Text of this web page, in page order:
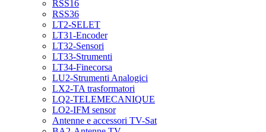
RSS16
RSS36
LT2-SELET
LT31-Encoder
LT32-Sensori
LT33-Strumenti
LT34-Finecorsa
LU2-Strumenti Analogici
LX2-TA trasformatori
LQ2-TELEMECANIQUE
LO2-IFM sensor
Antenne e accessori TV-Sat